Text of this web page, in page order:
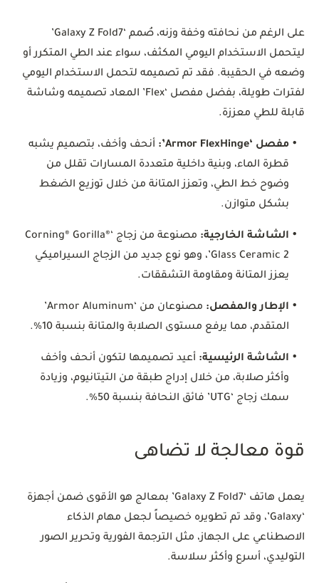
على الرغم من نحافته وخفة وزنه، صُمم ‘Galaxy Z Fold7’
ليتحمل الاستخدام اليومي المكثف، سواء عند الطي المتكرر أو
وضعه في الحقيبة. فقد تم تصميمه لتحمل الاستخدام اليومي
لفترات طويلة، بفضل مفصل ‘Flex’ المعاد تصميمه وشاشة
قابلة للطي معززة.
• مفصل ‘Armor FlexHinge’:
أنحف وأخف، بتصميم يشبه
قطرة الماء، وبنية داخلية متعددة المسارات تقلل من
وضوح خط الطي، وتعزز المتانة من خلال توزيع الضغط
بشكل متوازن.
• الشاشة الخارجية:
مصنوعة من زجاج ‘Corning® Gorilla®
Glass Ceramic 2’، وهو نوع جديد من الزجاج السيراميكي
يعزز المتانة ومقاومة التشققات.
• الإطار والمفصل:
مصنوعان من ‘Armor Aluminum’
المتقدم، مما يرفع مستوى الصلابة والمتانة بنسبة 10%.
• الشاشة الرئيسية: أعيد تصميمها لتكون أنحف وأخف
وأكثر صلابة، من خلال إدراج طبقة من التيتانيوم، وزيادة
سمك زجاج ‘UTG’ فائق النحافة بنسبة 50%.
قوة معالجة لا تضاهى
يعمل هاتف ‘Galaxy Z Fold7’ بمعالج هو الأقوى ضمن أجهزة
‘Galaxy’، وقد تم تطويره خصيصاً لجعل مهام الذكاء
الاصطناعي على الجهاز، مثل الترجمة الفورية وتحرير الصور
التوليدي، أسرع وأكثر سلاسة.